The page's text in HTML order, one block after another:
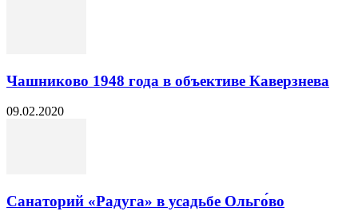
Чашниково 1948 года в объективе Каверзнева
09.02.2020
Санаторий «Радуга» в усадьбе Ольго́во